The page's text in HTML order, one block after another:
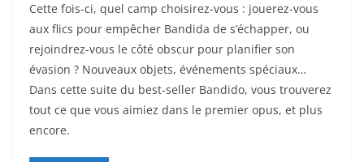
Cette fois-ci, quel camp choisirez-vous : jouerez-vous
aux flics pour empêcher Bandida de s’échapper, ou
rejoindrez-vous le côté obscur pour planifier son
évasion ? Nouveaux objets, événements spéciaux…
Dans cette suite du best-seller Bandido, vous trouverez
tout ce que vous aimiez dans le premier opus, et plus
encore.